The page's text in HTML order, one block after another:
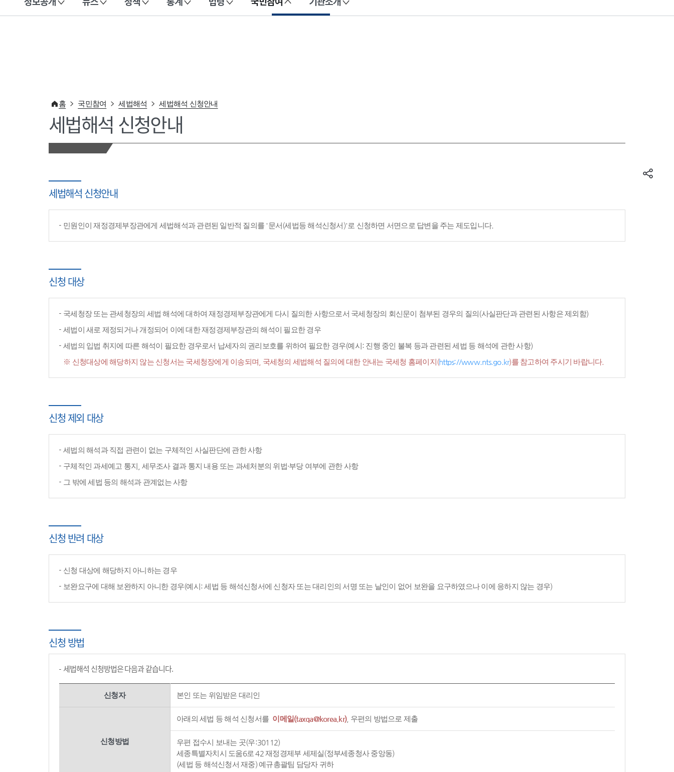
이 누리집은 대한민국 공식 전자정부 누리집입니다.
홈 국민참여 세법해석 세법해석 신청안내
세법해석 신청안내
세법해석 신청안내
민원인이 재정경제부장관에게 세법해석과 관련된 일반적 질의를 '문서(세법등 해석신청서)'로 신청하면 서면으로 답변을 주는 제도입니다.
신청 대상
국세청장 또는 관세청장의 세법 해석에 대하여 재정경제부장관에게 다시 질의한 사항으로서 국세청장의 회신문이 첨부된 경우의 질의(사실판단과 관련된 사항은 제외함)
세법이 새로 제정되거나 개정되어 이에 대한 재정경제부장관의 해석이 필요한 경우
세법의 입법 취지에 따른 해석이 필요한 경우로서 납세자의 권리보호를 위하여 필요한 경우(예시: 진행 중인 불복 등과 관련된 세법 등 해석에 관한 사항)
※ 신청대상에 해당하지 않는 신청서는 국세청장에게 이송되며, 국세청의 세법해석 질의에 대한 안내는 국세청 홈페이지(https://www.nts.go.kr)를 참고하여 주시기 바랍니다.
신청 제외 대상
세법의 해석과 직접 관련이 없는 구체적인 사실판단에 관한 사항
구체적인 과세예고 통지, 세무조사 결과 통지 내용 또는 과세처분의 위법·부당 여부에 관한 사항
그 밖에 세법 등의 해석과 관계없는 사항
신청 반려 대상
신청 대상에 해당하지 아니하는 경우
보완요구에 대해 보완하지 아니한 경우(예시: 세법 등 해석신청서에 신청자 또는 대리인의 서명 또는 날인이 없어 보완을 요구하였으나 이에 응하지 않는 경우)
신청 방법
세법해석 신청방법은 다음과 같습니다.
신청자 본인 또는 위임받은 대리인
신청방법
아래의 세법 등 해석 신청서를 이메일(taxqa@korea.kr), 우편의 방법으로 제출
우편 접수시 보내는 곳(우:30112)
세종특별자치시 도움6로 42 재정경제부 세제실(정부세종청사 중앙동)
(세법 등 해석신청서 재중) 예규총괄팀 담당자 귀하